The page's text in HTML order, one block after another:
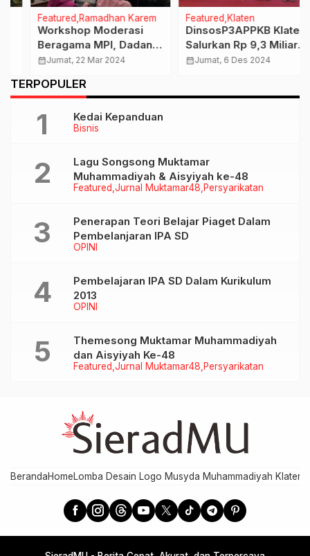
Featured Ramadhan Karem
Workshop Moderasi
Beragama MPI, Dadang
Kahmad :
Sejak Dulu Moderat
Jumat, 22 Mar 2024
Featured Klaten
DinsosP3APPKB Klaten
Salurkan Rp 9,3 Miliar
BLT DBHCHT, Ini
Jumat, 6 Des 2024
…
TERPOPULER
Bisnis
Kedai Kepanduan
Featured Jurnal Muktamar48 Persyarikatan
Lagu Songsong Muktamar
Muhammadiyah & Aisyiyah ke-48
OPINI
Penerapan Teori Belajar Piaget Dalam
Pembelanjaran IPA SD
OPINI
Pembelajaran IPA SD Dalam Kurikulum
2013
Featured Jurnal Muktamar48 Persyarikatan
Themesong Muktamar Muhammadiyah
dan Aisyiyah Ke-48
BerandaHomeLomba Desain Logo Musyda Muhammadiyah Klaten